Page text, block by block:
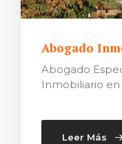
Abogado
Abogado
Inmobiliario
Leer Más